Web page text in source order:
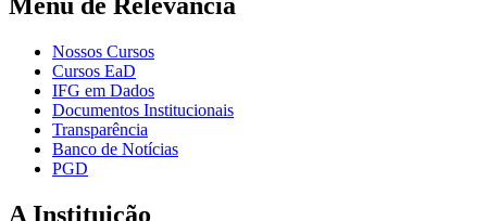
Nossos Cursos
Cursos EaD
IFG em Dados
Documentos Institucionais
Transparência
Banco de Notícias
PGD
A Instituição